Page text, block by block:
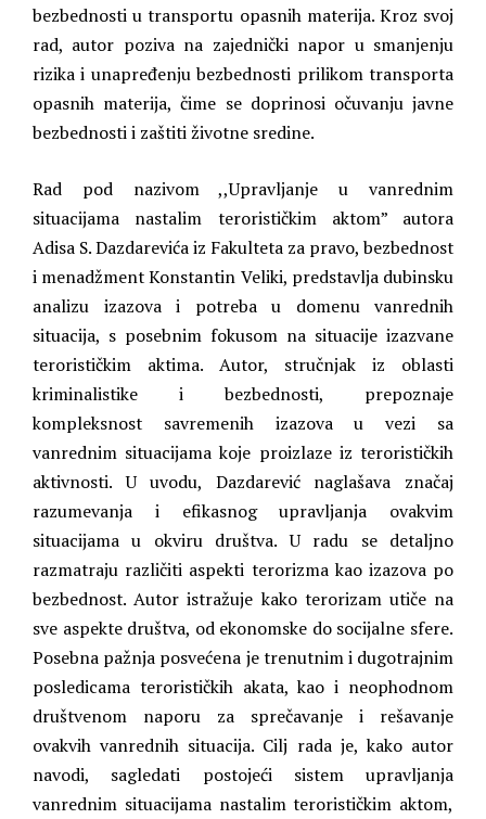
bezbednosti u transportu opasnih materija. Kroz svoj
rad, autor poziva na zajednički napor u smanjenju
rizika i unapređenju bezbednosti prilikom transporta
opasnih materija, čime se doprinosi očuvanju javne
bezbednosti i zaštiti životne sredine.
Rad pod nazivom ,,Upravljanje u vanrednim
situacijama nastalim terorističkim aktom” autora
Adisa S. Dazdarevića iz Fakulteta za pravo, bezbednost
i menadžment Konstantin Veliki, predstavlja dubinsku
analizu izazova i potreba u domenu vanrednih
situacija, s posebnim fokusom na situacije izazvane
terorističkim aktima. Autor, stručnjak iz oblasti
kriminalistike i bezbednosti, prepoznaje
kompleksnost savremenih izazova u vezi sa
vanrednim situacijama koje proizlaze iz terorističkih
aktivnosti. U uvodu, Dazdarević naglašava značaj
razumevanja i efikasnog upravljanja ovakvim
situacijama u okviru društva. U radu se detaljno
razmatraju različiti aspekti terorizma kao izazova po
bezbednost. Autor istražuje kako terorizam utiče na
sve aspekte društva, od ekonomske do socijalne sfere.
Posebna pažnja posvećena je trenutnim i dugotrajnim
posledicama terorističkih akata, kao i neophodnom
društvenom naporu za sprečavanje i rešavanje
ovakvih vanrednih situacija. Cilj rada je, kako autor
navodi, sagledati postojeći sistem upravljanja
vanrednim situacijama nastalim terorističkim aktom,